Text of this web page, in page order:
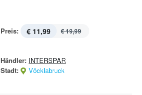
Preis: € 11,99 € 19,99
Händler: INTERSPAR
Stadt:
Vöcklabruck